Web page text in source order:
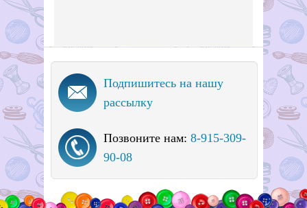
Подпишитесь на нашу
рассылку
Позвоните нам: 8-915-309-
90-08